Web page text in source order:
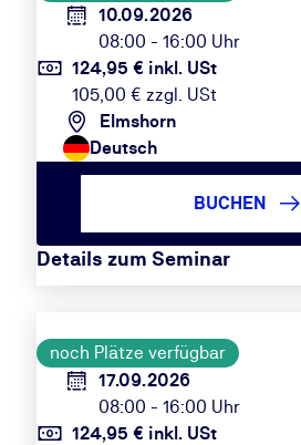
10.09.2026
08:00 - 16:00 Uhr
124,95 € inkl. USt
105,00 € zzgl. USt
Elmshorn
Deutsch
Details zum Seminar
BUCHEN
noch Plätze verfügbar
17.09.2026
08:00 - 16:00 Uhr
124,95 € inkl. USt